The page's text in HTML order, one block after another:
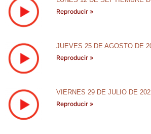
Reproducir »
JUEVES 25 DE AGOSTO DE
Reproducir »
VIERNES 29 DE JULIO DE
Reproducir »